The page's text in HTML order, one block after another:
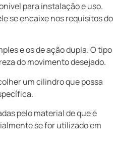
para instalação e uso.
se encaixe nos requisitos do
e os de ação dupla. O tipo
do movimento desejado.
um cilindro que possa
pelo material de que é
se for utilizado em